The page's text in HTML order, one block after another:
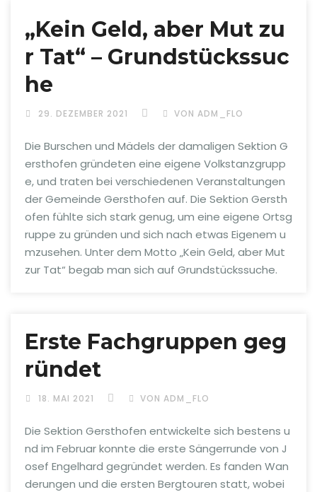
„Kein Geld, aber Mut zu
r Tat“ – Grundstückssuc
he
29. DEZEMBER 2021 VON ADM_FLO
Die Burschen und Mädels der damaligen Sektion G
ersthofen gründeten eine eigene Volkstanzgrupp
e, und traten bei verschiedenen Veranstaltungen
der Gemeinde Gersthofen auf. Die Sektion Gersth
ofen fühlte sich stark genug, um eine eigene Ortsg
ruppe zu gründen und sich nach etwas Eigenem u
mzusehen. Unter dem Motto „Kein Geld, aber Mut
zur Tat“ begab man sich auf Grundstückssuche.
Erste Fachgruppen geg
ründet
18. MAI 2021 VON ADM_FLO
Die Sektion Gersthofen entwickelte sich bestens u
nd im Februar konnte die erste Sängerrunde von J
osef Engelhard gegründet werden. Es fanden Wan
derungen und die ersten Bergtouren statt, wobei